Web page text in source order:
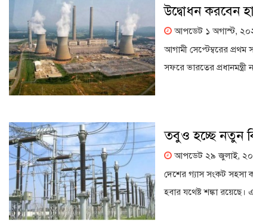
উদ্বোধন করবেন
আপডেট ১ অগাস্ট,
আগামী সেপ্টেম্বরের প্রথম
সফরে ভারতের
তবুও হচ্ছে নতুন
আপডেট ২৯ জুলাই,
দেশের গ্যাস সংকট সহসা
হবার যথেষ্ট শঙ্কা রয়েছে।